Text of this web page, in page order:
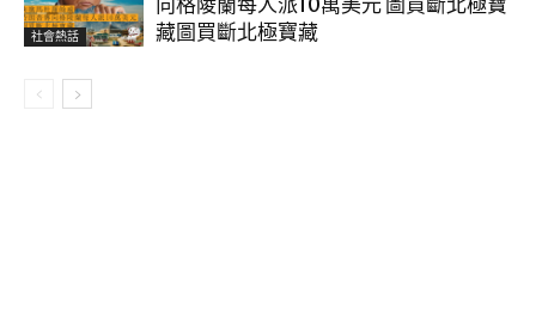
社會熱話
藏圖買斷北極寶藏